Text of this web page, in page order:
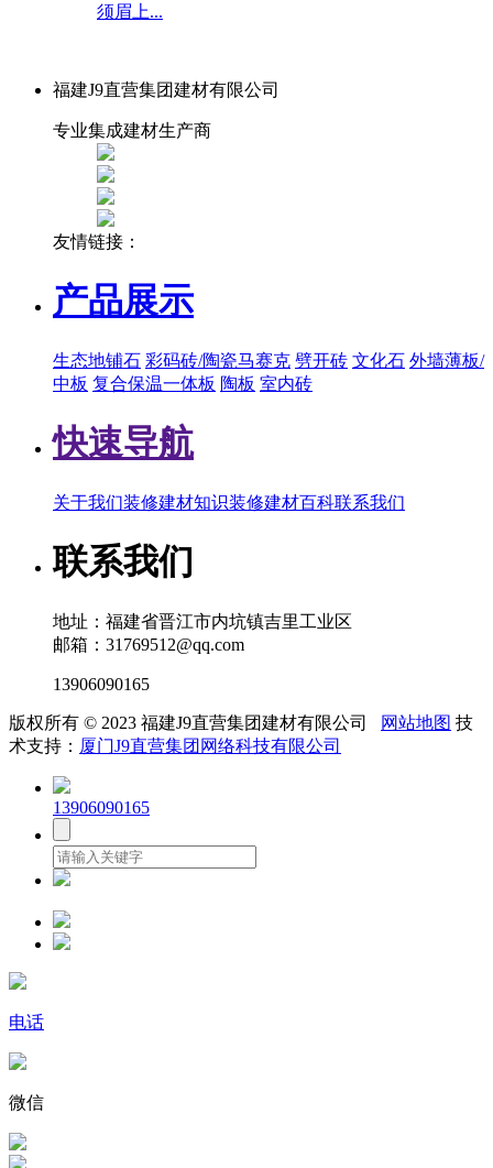
须眉上...
福建J9直营集团建材有限公司
专业集成建材生产商
友情链接：
产品展示
生态地铺石 彩码砖/陶瓷马赛克 劈开砖 文化石 外墙薄板/
中板 复合保温一体板 陶板 室内砖
快速导航
关于我们装修建材知识装修建材百科联系我们
联系我们
地址：福建省晋江市内坑镇吉里工业区
邮箱：31769512@qq.com
13906090165
版权所有 © 2023 福建J9直营集团建材有限公司 网站地图 技
术支持： 厦门J9直营集团网络科技有限公司
13906090165
电话
微信